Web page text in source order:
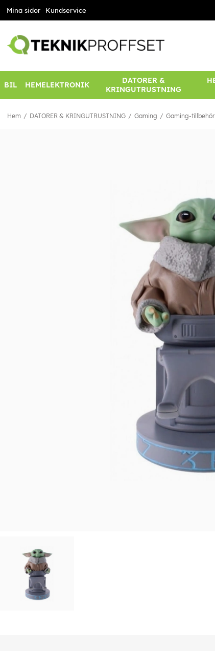
Mina sidor Kundservice
BIL HEMELEKTRONIK
DATORER &
KRINGUTRUSTNING
Hem DATORER & KRINGUTRUSTNING Gaming Gaming-tillbehör